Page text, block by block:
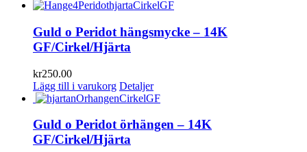
Guld o Peridot hängsmycke – 14K
GF/Cirkel/Hjärta
kr250.00
Lägg till i varukorg Detaljer
Guld o Peridot örhängen – 14K
GF/Cirkel/Hjärta